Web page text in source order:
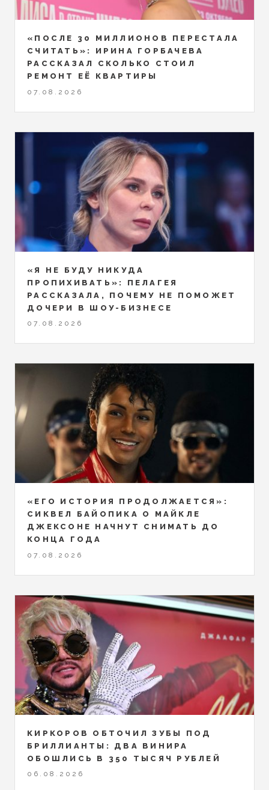
«ПОСЛЕ 30 МИЛЛИОНОВ ПЕРЕСТАЛА
СЧИТАТЬ»: ИРИНА ГОРБАЧЕВА
РАССКАЗАЛ СКОЛЬКО СТОИЛ
РЕМОНТ ЕЁ КВАРТИРЫ
07.08.2026
«Я НЕ БУДУ НИКУДА
ПРОПИХИВАТЬ»: ПЕЛАГЕЯ
РАССКАЗАЛА, ПОЧЕМУ НЕ ПОМОЖЕТ
ДОЧЕРИ В ШОУ-БИЗНЕСЕ
07.08.2026
«ЕГО ИСТОРИЯ ПРОДОЛЖАЕТСЯ»:
СИКВЕЛ БАЙОПИКА О МАЙКЛЕ
ДЖЕКСОНЕ НАЧНУТ СНИМАТЬ ДО
КОНЦА ГОДА
07.08.2026
КИРКОРОВ ОБТОЧИЛ ЗУБЫ ПОД
БРИЛЛИАНТЫ: ДВА ВИНИРА
ОБОШЛИСЬ В 350 ТЫСЯЧ РУБЛЕЙ
06.08.2026